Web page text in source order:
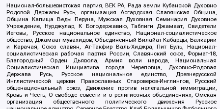
Национал-большевистская партия, ВЕК РА, Рада земли Кубанской Духовно
Родовой Державы Русь, организация Асгардская Славянская Община,
Община Капища Веды Перуна, Мужская Духовная Семинария Духовное
Учреждение, Нурджулар, К Богодержавию, Таблиги Джамаат, Свидетели
Иеговы, Русское национальное единство, Национал-социалистическое
общество, Джамаат мувахидов, Объединенный Вилайат Кабарды, Балкарии
и Карачая, Союз славян, Ат-Такфир Валь-Хиджра, Пит Буль, Национал-
социалистическая рабочая партия России, Славянский союз, Формат-18,
Благородный Орден Дьявола, Армия воли народа, Национальная
Социалистическая Инициатива города Череповца, Духовно-Родовая
Держава Русь, Русское национальное единство, Древнерусской
Инглистической церкви Православных Староверов-Инглингов, Русский
общенациональный союз, Движение против нелегальной иммиграции,
Кровь и Честь, О свободе совести и о религиозных объединениях, Омская
организация общественного политического движения Русское